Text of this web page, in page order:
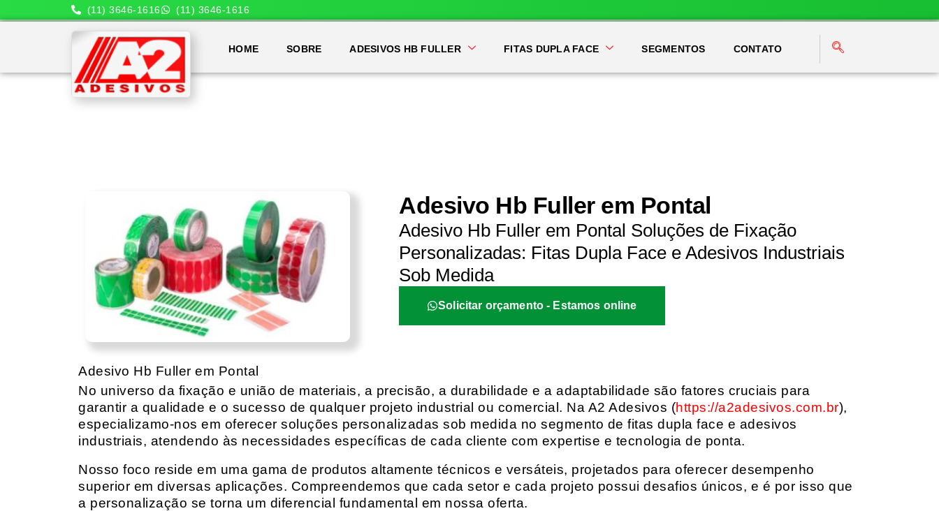
(11) 3646-1616 (11) 3646-1616
HOME SOBRE ADESIVOS HB FULLER FITAS DUPLA FACE SEGMENTOS CONTATO
Adesivo Hb Fuller em Pontal
Adesivo Hb Fuller em Pontal Soluções de Fixação
Personalizadas: Fitas Dupla Face e Adesivos Industriais
Sob Medida
Solicitar orçamento - Estamos online
Adesivo Hb Fuller em Pontal
No universo da fixação e união de materiais, a precisão, a durabilidade e a adaptabilidade são fatores cruciais para
garantir a qualidade e o sucesso de qualquer projeto industrial ou comercial. Na A2 Adesivos (https://a2adesivos.com.br),
especializamo-nos em oferecer soluções personalizadas sob medida no segmento de fitas dupla face e adesivos
industriais, atendendo às necessidades específicas de cada cliente com expertise e tecnologia de ponta.
Nosso foco reside em uma gama de produtos altamente técnicos e versáteis, projetados para oferecer desempenho
superior em diversas aplicações. Compreendemos que cada setor e cada projeto possui desafios únicos, e é por isso que
a personalização se torna um diferencial fundamental em nossa oferta.